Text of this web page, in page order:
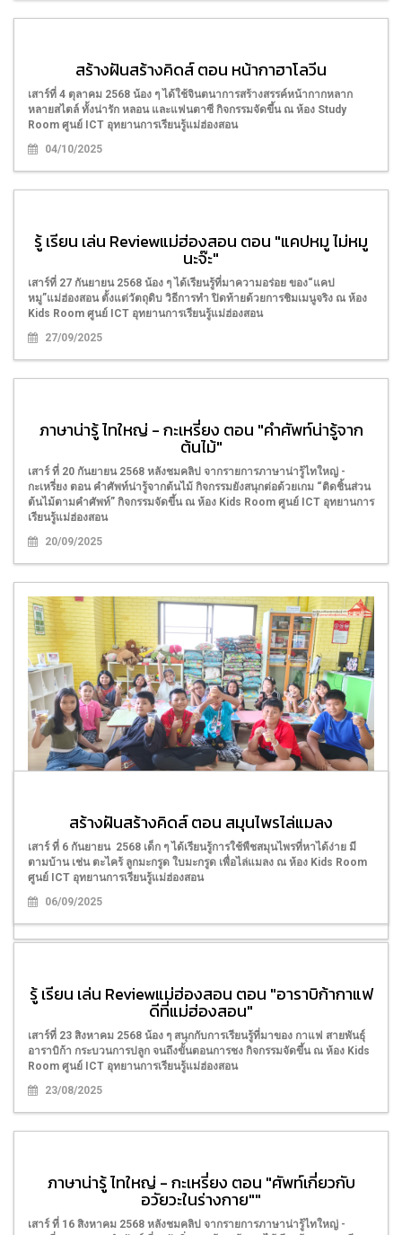
สร้างฝันสร้างคิดส์ ตอน หน้ากาฮาโลวีน
เสาร์ที่ 4 ตุลาคม 2568 น้อง ๆ ได้ใช้จินตนาการสร้างสรรค์หน้ากากหลาก
หลายสไตล์ ทั้งน่ารัก หลอน และแฟนตาซี กิจกรรมจัดขึ้น ณ ห้อง Study
Room ศูนย์ ICT อุทยานการเรียนรู้แม่ฮ่องสอน
04/10/2025
รู้ เรียน เล่น Reviewแม่ฮ่องสอน ตอน "แคปหมู ไม่หมู
นะจ๊ะ"
เสาร์ที่ 27 กันยายน 2568 น้อง ๆ ได้เรียนรู้ที่มาความอร่อย ของ“แคป
หมู”แม่ฮ่องสอน ตั้งแต่วัตถุดิบ วิธีการทำ ปิดท้ายด้วยการชิมเมนูจริง ณ ห้อง
Kids Room ศูนย์ ICT อุทยานการเรียนรู้แม่ฮ่องสอน
27/09/2025
ภาษาน่ารู้ ไทใหญ่ - กะเหรี่ยง ตอน "คำศัพท์น่ารู้จาก
ต้นไม้"
เสาร์ ที่ 20 กันยายน 2568 หลังชมคลิป จากรายการภาษาน่ารู้ไทใหญ่ -
กะเหรี่ยง ตอน คำศัพท์น่ารู้จากต้นไม้ กิจกรรมยังสนุกต่อด้วยเกม “ติดชิ้นส่วน
ต้นไม้ตามคำศัพท์” กิจกรรมจัดขึ้น ณ ห้อง Kids Room ศูนย์ ICT อุทยานการ
เรียนรู้แม่ฮ่องสอน
20/09/2025
สร้างฝันสร้างคิดส์ รักการอ่าน ตอน ป๋องแป๋งเล่นน้ำ
ฝน
เสาร์ที่ 13 กันยายน 2568 น้อง ๆ ได้ร่วมสนุกกับป๋องแป๋ง กับการเล่นน้ำฝน ที่
เปียกปอนทั้งตัว แต่เต็มไปด้วยความสุข และเสียงหัวเราะ ณ ห้อง Kids
Room ศูนย์ ICT อุทยานการเรียนรู้แม่ฮ่องสอน
สร้างฝันสร้างคิดส์ ตอน สมุนไพรไล่แมลง
เสาร์ ที่ 6 กันยายน 2568 เด็ก ๆ ได้เรียนรู้การใช้พืชสมุนไพรที่หาได้ง่าย มี
ตามบ้าน เช่น ตะไคร้ ลูกมะกรูด ใบมะกรูด เพื่อไล่แมลง ณ ห้อง Kids Room
ศูนย์ ICT อุทยานการเรียนรู้แม่ฮ่องสอน
06/09/2025
รู้ เรียน เล่น Reviewแม่ฮ่องสอน ตอน "อาราบิก้ากาแฟ
ดีที่แม่ฮ่องสอน"
เสาร์ที่ 23 สิงหาคม 2568 น้อง ๆ สนุกกับการเรียนรู้ที่มาของ กาแฟ สายพันธุ์
อาราบิก้า กระบวนการปลูก จนถึงขั้นตอนการชง กิจกรรมจัดขึ้น ณ ห้อง Kids
Room ศูนย์ ICT อุทยานการเรียนรู้แม่ฮ่องสอน
23/08/2025
ภาษาน่ารู้ ไทใหญ่ - กะเหรี่ยง ตอน "ศัพท์เกี่ยวกับ
อวัยวะในร่างกาย""
เสาร์ ที่ 16 สิงหาคม 2568 หลังชมคลิป จากรายการภาษาน่ารู้ไทใหญ่ -